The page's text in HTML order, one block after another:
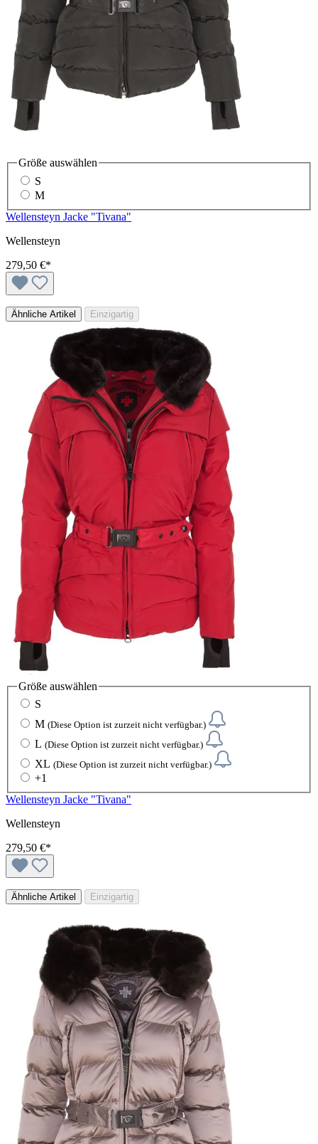
Größe auswählen
S
M
Wellensteyn Jacke "Tivana"
Wellensteyn
279,50 €*
Ähnliche Artikel Einzigartig
Größe auswählen
S
M (Diese Option ist zurzeit nicht verfügbar.)
L (Diese Option ist zurzeit nicht verfügbar.)
XL (Diese Option ist zurzeit nicht verfügbar.)
+1
Wellensteyn Jacke "Tivana"
Wellensteyn
279,50 €*
Ähnliche Artikel Einzigartig